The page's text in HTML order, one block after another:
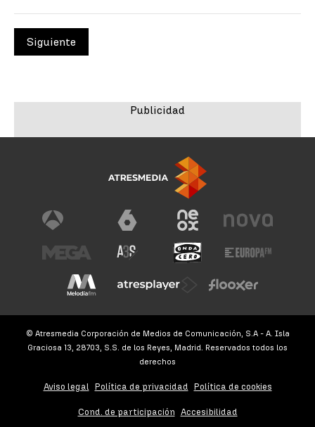
Siguiente
© Atresmedia Corporación de Medios de Comunicación, S.A - A. Isla
Graciosa 13, 28703, S.S. de los Reyes, Madrid. Reservados todos los
derechos
Aviso legal Política de privacidad Política de cookies
Cond. de participación Accesibilidad